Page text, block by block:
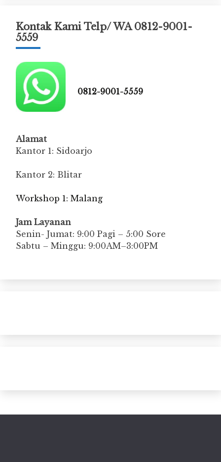
Kontak Kami Telp/ WA 0812-9001-
5559
0812-9001-5559
Alamat
Kantor 1: Sidoarjo
Kantor 2: Blitar
Workshop 1: Malang
Jam Layanan
Senin- Jumat: 9:00 Pagi – 5:00 Sore
Sabtu – Minggu: 9:00AM–3:00PM